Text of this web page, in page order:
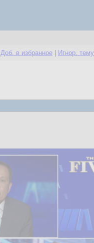
Доб. в избранное Игнор. тему